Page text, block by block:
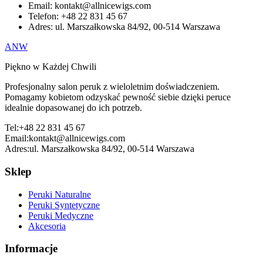
Email: kontakt@allnicewigs.com
Telefon: +48 22 831 45 67
Adres: ul. Marszałkowska 84/92, 00-514 Warszawa
ANW
Piękno w Każdej Chwili
Profesjonalny salon peruk z wieloletnim doświadczeniem.
Pomagamy kobietom odzyskać pewność siebie dzięki peruce
idealnie dopasowanej do ich potrzeb.
Tel:+48 22 831 45 67
Email:kontakt@allnicewigs.com
Adres:ul. Marszałkowska 84/92, 00-514 Warszawa
Sklep
Peruki Naturalne
Peruki Syntetyczne
Peruki Medyczne
Akcesoria
Informacje